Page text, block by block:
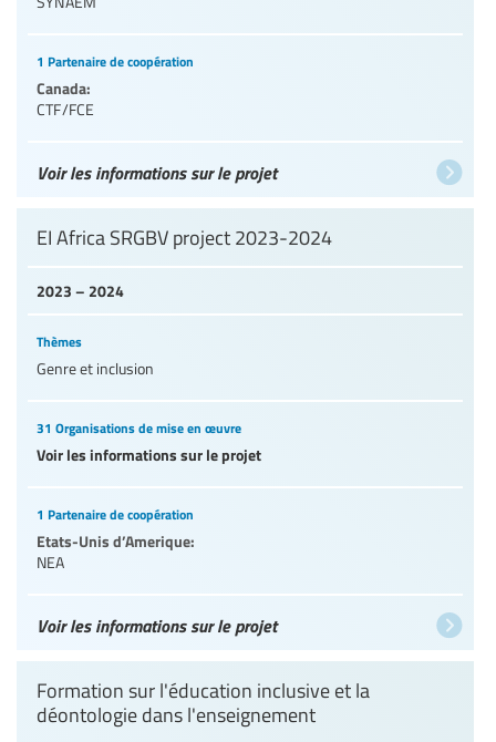
1 Partenaire de coopération
Canada:
CTF/FCE
Voir les informations sur le projet
2023 – 2024
EI Africa SRGBV project 2023-2024
Thèmes
Genre et inclusion
31 Organisations de mise en œuvre
Voir les informations sur le projet
1 Partenaire de coopération
Etats-Unis d’Amerique:
NEA
Voir les informations sur le projet
Formation sur l'éducation inclusive et la
déontologie dans l'enseignement